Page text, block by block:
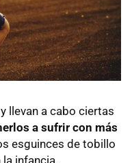
llevan a cabo ciertas
a sufrir con más
esguinces de tobillo
infancia.